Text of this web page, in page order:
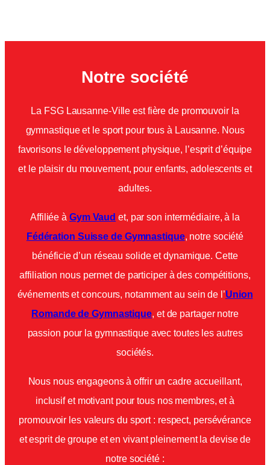
Notre société
La FSG Lausanne-Ville est fière de promouvoir la
gymnastique et le sport pour tous à Lausanne. Nous
favorisons le développement physique, l’esprit d’équipe
et le plaisir du mouvement, pour enfants, adolescents et
adultes.
Affiliée à Gym Vaud et, par son intermédiaire, à la
Fédération Suisse de Gymnastique, notre société
bénéficie d’un réseau solide et dynamique. Cette
affiliation nous permet de participer à des compétitions,
événements et concours, notamment au sein de l’Union
Romande de Gymnastique, et de partager notre
passion pour la gymnastique avec toutes les autres
sociétés.
Nous nous engageons à offrir un cadre accueillant,
inclusif et motivant pour tous nos membres, et à
promouvoir les valeurs du sport : respect, persévérance
et esprit de groupe et en vivant pleinement la devise de
notre société :